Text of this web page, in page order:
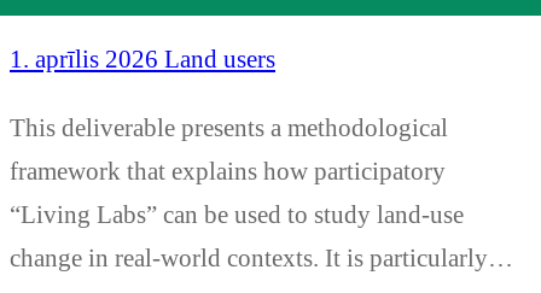
1. aprīlis 2026 Land users
This deliverable presents a methodological
framework that explains how participatory
“Living Labs” can be used to study land-use
change in real-world contexts. It is particularly…